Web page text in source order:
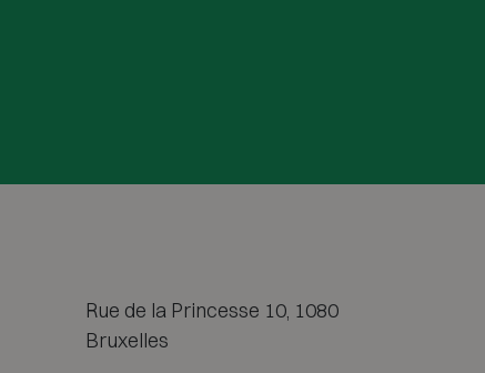
Rue de la Princesse 10, 1080
Bruxelles